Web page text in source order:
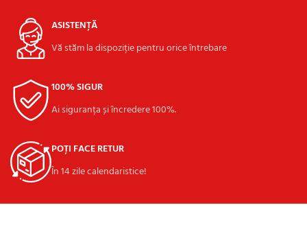
ASISTENȚĂ
Vă stăm la dispoziție pentru orice întrebare
100% SIGUR
Ai siguranța și încredere 100%.
POȚI FACE RETUR
În 14 zile calendaristice!